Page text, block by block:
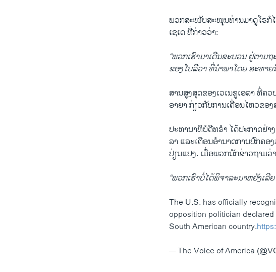
ພວກ​ສະ​ໜັບ​ສະ​ໜຸນ​ທ່ານ​ມາ​ດູ​ໂຣກໍ​
ເຊ​ເດ ທີ່​ກ່າວ​ວ່າ:
“ພວກ​ເຮົາ​ມາ​ເດີນ​ຂະ​ບວນ ​ຢູ່​ຕາ
ຂອງ​ໂບ​ລີ​ວາ ທີ່​ນຳ​ພາ​ໂດຍ ​ສະ​ຫາຍ​
ສານ​ສູງ​ສຸດ​ຂອງ​ເວ​ເນ​ຊູ​ເອ​ລາ ທີ່​
ອາ​ຍາ ກ່ຽວ​ກັບ​ການ​ເຄື່ອນ​ໄຫວ​ຂອ
ປະ​ທາ​ນາ​ທິ​ບໍ​ດີ​ທ​ຣຳ ໄດ້​ປະ​ກາດ​ຢ່າ
ລາ ແລະ​ເຕືອນ​ອຳ​ນາດ​ການ​ປົກ​ຄອ
ປ່ຽນ​ແປງ. ເມື່ອ​ພວກ​ນັກ​ຂ່າວ​ຖາມ​
“ພວກ​ເຮົາ​ບໍ່​ໄດ້​ພິ​ຈາ​ລະ​ນາ​ຫຍັງ​ເລີ
The U.S. has officially
opposition politician
South American country.
— The Voice of America